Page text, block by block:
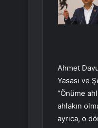
Ahmet
Yasası ve
“Önüme
ahlakın
ayrıca, o